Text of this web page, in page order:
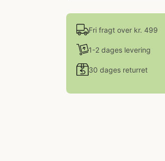
Fri fragt over kr. 499
1-2 dages levering
30 dages returret